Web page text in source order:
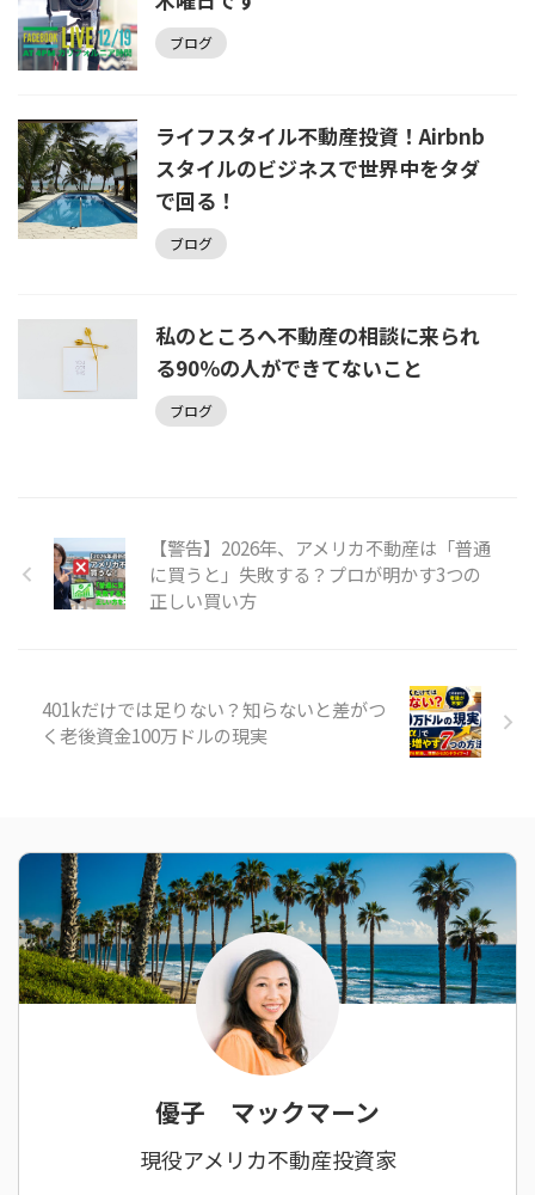
ブログ
ライフスタイル不動産投資！Airbnb
スタイルのビジネスで世界中をタダ
で回る！
ブログ
私のところへ不動産の相談に来られ
る90％の人ができてないこと
ブログ
【警告】2026年、アメリカ不動産は「普通
に買うと」失敗する？プロが明かす3つの
正しい買い方
401kだけでは足りない？知らないと差がつ
く老後資金100万ドルの現実
優子 マックマーン
現役アメリカ不動産投資家